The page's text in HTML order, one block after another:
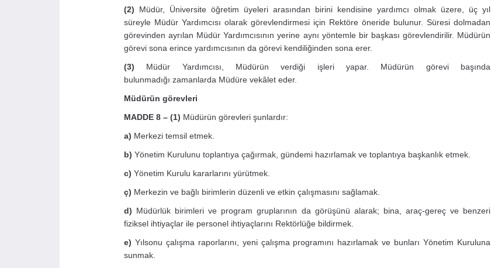
(2) Müdür, Üniversite öğretim üyeleri arasından birini kendisine yardımcı olmak üzere, üç yıl
süreyle Müdür Yardımcısı olarak görevlendirmesi için Rektöre öneride bulunur. Süresi dolmadan
görevinden ayrılan Müdür Yardımcısının yerine aynı yöntemle bir başkası görevlendirilir. Müdürün
görevi sona erince yardımcısının da görevi kendiliğinden sona erer.
(3) Müdür Yardımcısı, Müdürün verdiği işleri yapar. Müdürün görevi başında
bulunmadığı zamanlarda Müdüre vekâlet eder.
Müdürün görevleri
MADDE 8 – (1) Müdürün görevleri şunlardır:
a) Merkezi temsil etmek.
b) Yönetim Kurulunu toplantıya çağırmak, gündemi hazırlamak ve toplantıya başkanlık etmek.
c) Yönetim Kurulu kararlarını yürütmek.
ç) Merkezin ve bağlı birimlerin düzenli ve etkin çalışmasını sağlamak.
d) Müdürlük birimleri ve program gruplarının da görüşünü alarak; bina, araç-gereç ve benzeri
fiziksel ihtiyaçlar ile personel ihtiyaçlarını Rektörlüğe bildirmek.
e) Yılsonu çalışma raporlarını, yeni çalışma programını hazırlamak ve bunları Yönetim Kuruluna
sunmak.